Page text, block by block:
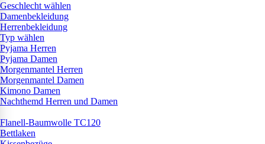
Geschlecht wählen
Damenbekleidung
Herrenbekleidung
Typ wählen
Pyjama Herren
Pyjama Damen
Morgenmantel Herren
Morgenmantel Damen
Kimono Damen
Nachthemd Herren und Damen
Flanell-Baumwolle TC120
Bettlaken